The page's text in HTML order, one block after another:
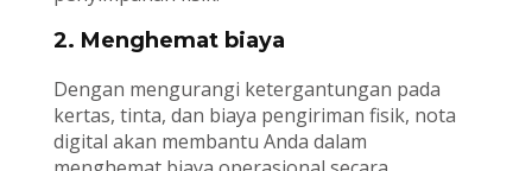
2. Menghemat biaya
Dengan mengurangi ketergantungan pada
kertas, tinta, dan biaya pengiriman fisik, nota
digital akan membantu Anda dalam